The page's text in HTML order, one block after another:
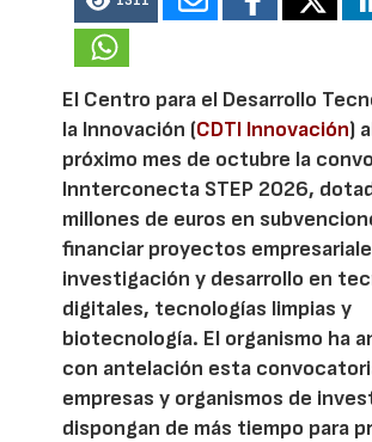
El Centro para el Desarrollo
la Innovación (CDTI Innovación)
próximo mes de octubre la
Innterconecta STEP 2026,
millones de euros en
financiar proyectos
investigación y desarrollo en
digitales, tecnologías limpias y
biotecnología. El organismo ha
con antelación esta
empresas y organismos de
dispongan de más tiempo para